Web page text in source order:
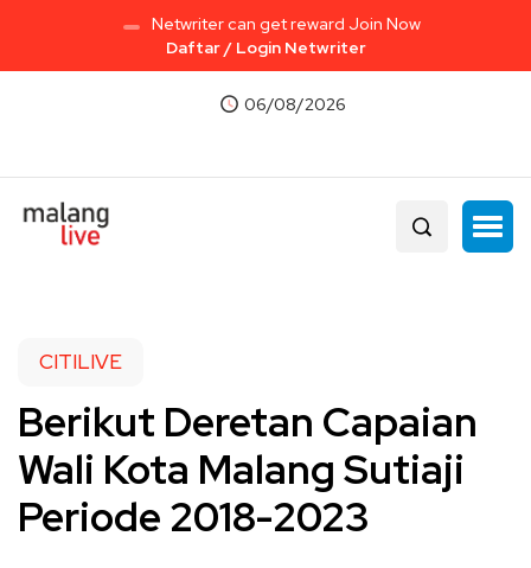
Netwriter can get reward Join Now
Daftar / Login Netwriter
06/08/2026
CITILIVE
Berikut Deretan Capaian
Wali Kota Malang Sutiaji
Periode 2018-2023